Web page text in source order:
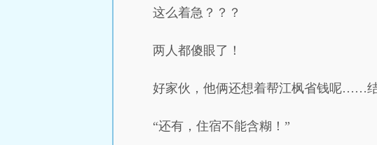
这么着急？？？
两人都傻眼了！
好家伙，他俩还想着帮江枫省钱呢……
“还有，住宿不能含糊！”